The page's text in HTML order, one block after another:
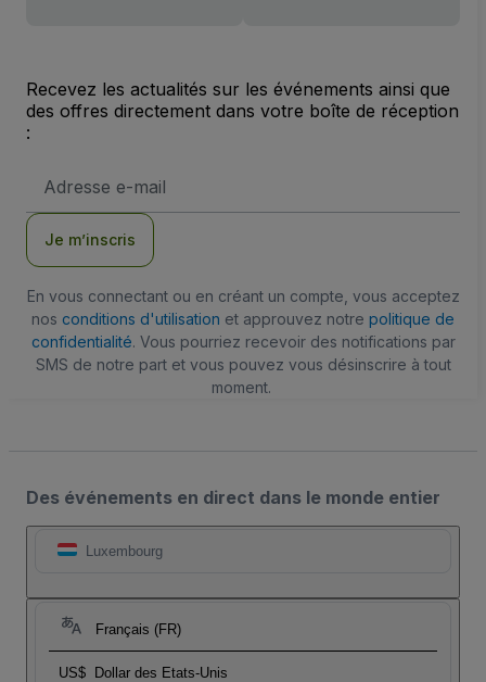
Recevez les actualités sur les événements ainsi que
des offres directement dans votre boîte de réception
:
e-
Je m’inscris
En vous connectant ou en créant un compte, vous acceptez
nos conditions d'utilisation et approuvez notre politique de
confidentialité. Vous pourriez recevoir des notifications par
SMS de notre part et vous pouvez vous désinscrire à tout
moment.
Des événements en direct dans le monde entier
Luxembourg
Français (FR)
US$ Dollar des Etats-Unis